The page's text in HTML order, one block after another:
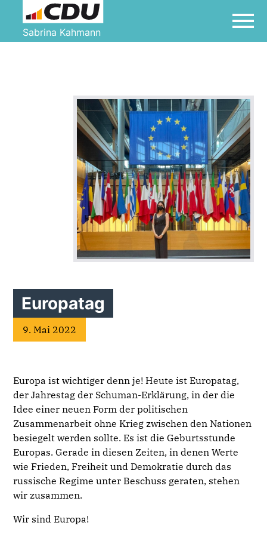
Sabrina Kahmann
Europatag
9. Mai 2022
Europa ist wichtiger denn je! Heute ist Europatag,
der Jahrestag der Schuman-Erklärung, in der die
Idee einer neuen Form der politischen
Zusammenarbeit ohne Krieg zwischen den Nationen
besiegelt werden sollte. Es ist die Geburtsstunde
Europas. Gerade in diesen Zeiten, in denen Werte
wie Frieden, Freiheit und Demokratie durch das
russische Regime unter Beschuss geraten, stehen
wir zusammen.
Wir sind Europa!